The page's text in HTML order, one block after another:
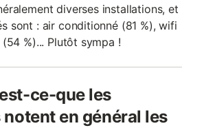
diverses installations, et
sont : air conditionné (81 %), wifi
%)... Plutôt sympa !
ce-que les
en général les